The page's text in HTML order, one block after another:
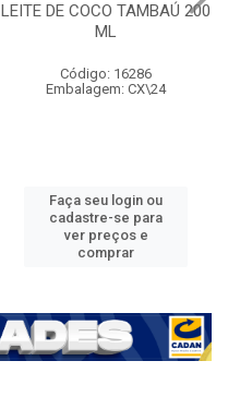
LEITE DE COCO TAMBAÚ 200
ML
Código: 16286
Embalagem: CX\24
Faça seu login ou
cadastre-se para
ver preços e
comprar